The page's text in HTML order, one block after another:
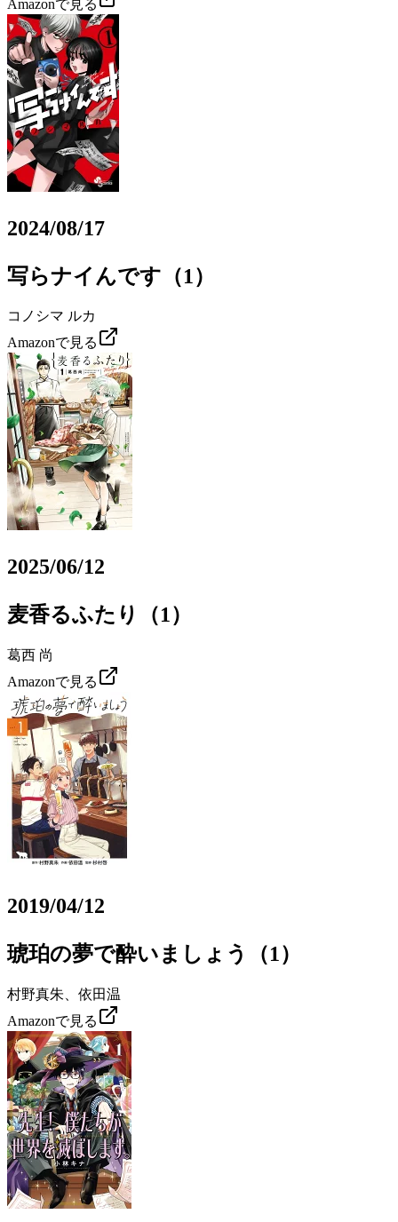
Amazonで見る
2024/08/17
写らナイんです（1）
コノシマ ルカ
Amazonで見る
2025/06/12
麦香るふたり（1）
葛西 尚
Amazonで見る
2019/04/12
琥珀の夢で酔いましょう（1）
村野真朱、依田温
Amazonで見る